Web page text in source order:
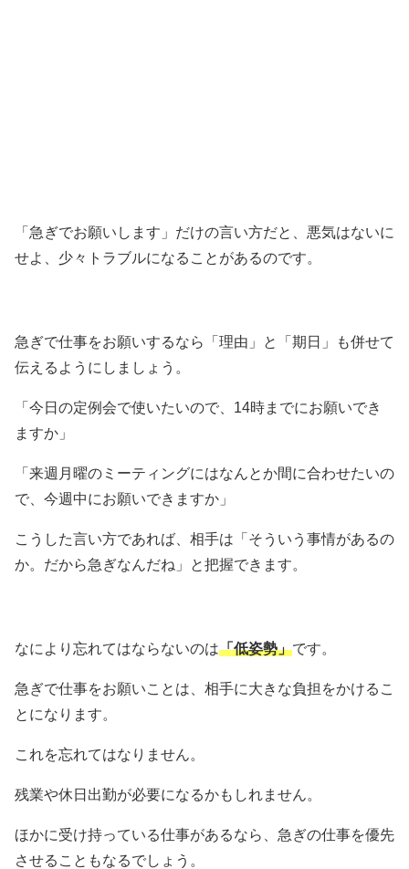
「急ぎでお願いします」だけの言い方だと、悪気はないに
せよ、少々トラブルになることがあるのです。
急ぎで仕事をお願いするなら「理由」と「期日」も併せて
伝えるようにしましょう。
「今日の定例会で使いたいので、14時までにお願いでき
ますか」
「来週月曜のミーティングにはなんとか間に合わせたいの
で、今週中にお願いできますか」
こうした言い方であれば、相手は「そういう事情があるの
か。だから急ぎなんだね」と把握できます。
なにより忘れてはならないのは「低姿勢」です。
急ぎで仕事をお願いことは、相手に大きな負担をかけるこ
とになります。
これを忘れてはなりません。
残業や休日出勤が必要になるかもしれません。
ほかに受け持っている仕事があるなら、急ぎの仕事を優先
させることもなるでしょう。